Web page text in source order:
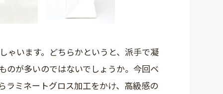
ゃいます。どちらかというと、派手で凝
のが多いのではないでしょうか。今回ベ
ラミネートグロス加工をかけ、高級感の